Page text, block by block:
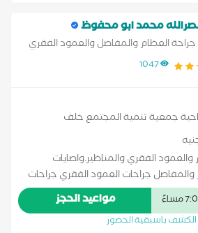
والعضويات الدولية: عضو الجمعية
الجمعية السويسرية والمصرية لجراحة
محمد ابو محفوظ
العظام والمفاصل والعمود الفقري
الملاعب1047
جمعية تنمية المجتمع خلف
الفقري والمناظير.واصايات
جراحات العمود الفقري جراحات
الملاعب علاج الكسور وإصابات
المفاصل والعمود الفقري استبدال
مواعيد الحجز
الكشف باسبقية الحضور